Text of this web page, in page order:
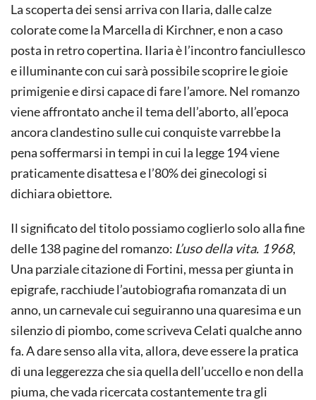
La scoperta dei sensi arriva con Ilaria, dalle calze
colorate come la Marcella di Kirchner, e non a caso
posta in retro copertina. Ilaria è l’incontro fanciullesco
e illuminante con cui sarà possibile scoprire le gioie
primigenie e dirsi capace di fare l’amore. Nel romanzo
viene affrontato anche il tema dell’aborto, all’epoca
ancora clandestino sulle cui conquiste varrebbe la
pena soffermarsi in tempi in cui la legge 194 viene
praticamente disattesa e l’80% dei ginecologi si
dichiara obiettore.
Il significato del titolo possiamo coglierlo solo alla fine
delle 138 pagine del romanzo: L’uso della vita. 1968,
Una parziale citazione di Fortini, messa per giunta in
epigrafe, racchiude l’autobiografia romanzata di un
anno, un carnevale cui seguiranno una quaresima e un
silenzio di piombo, come scriveva Celati qualche anno
fa. A dare senso alla vita, allora, deve essere la pratica
di una leggerezza che sia quella dell’uccello e non della
piuma, che vada ricercata costantemente tra gli